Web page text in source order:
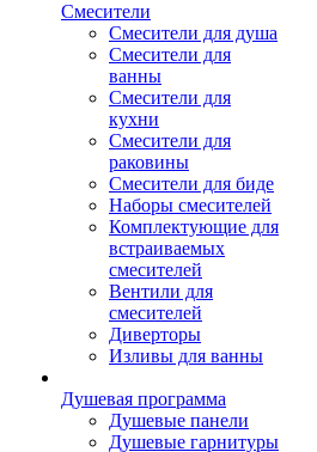
Смесители
Смесители для душа
Смесители для
ванны
Смесители для
кухни
Смесители для
раковины
Смесители для биде
Наборы смесителей
Комплектующие для
встраиваемых
смесителей
Вентили для
смесителей
Диверторы
Изливы для ванны
Душевая программа
Душевые панели
Душевые гарнитуры